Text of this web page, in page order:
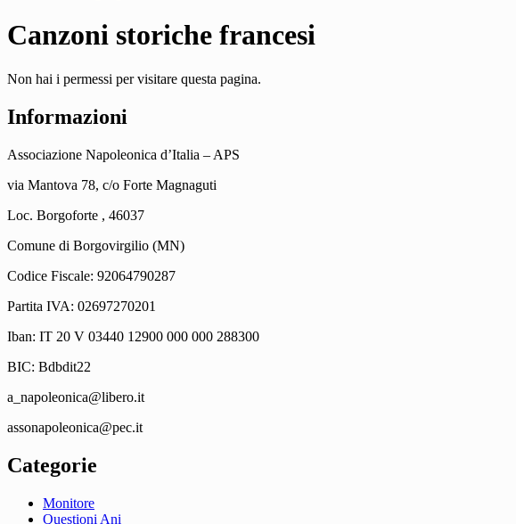
Canzoni storiche francesi
Non hai i permessi per visitare questa pagina.
Informazioni
Associazione Napoleonica d’Italia – APS
via Mantova 78, c/o Forte Magnaguti
Loc. Borgoforte , 46037
Comune di Borgovirgilio (MN)
Codice Fiscale: 92064790287
Partita IVA: 02697270201
Iban: IT 20 V 03440 12900 000 000 288300
BIC: Bdbdit22
a_napoleonica@libero.it
assonapoleonica@pec.it
Categorie
Monitore
Questioni Ani